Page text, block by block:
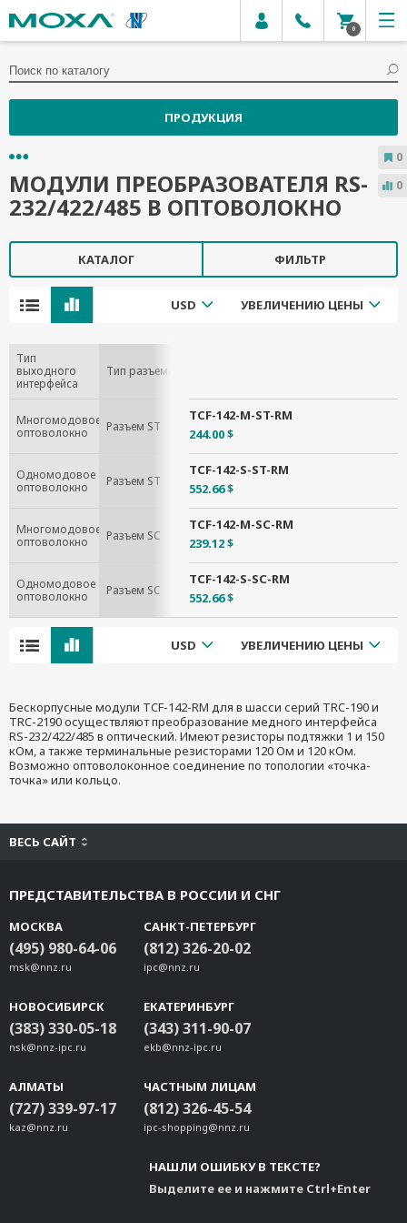
0
ПРОДУКЦИЯ
МОДУЛИ ПРЕОБРАЗОВАТЕЛЯ RS-
232/422/485 В ОПТОВОЛОКНО
КАТАЛОГ ФИЛЬТР
USD УВЕЛИЧЕНИЮ ЦЕНЫ
TCF-142-M-ST-RM
244.00 $
TCF-142-S-ST-RM
552.66 $
TCF-142-M-SC-RM
239.12 $
TCF-142-S-SC-RM
552.66 $
Тип
выходного
интерфейса
Многомодовое
оптоволокно
Одномодовое
оптоволокно
Многомодовое
оптоволокно
Одномодовое
оптоволокно
Тип разъема
Разъем ST
Разъем ST
Разъем SC
Разъем SC
USD УВЕЛИЧЕНИЮ ЦЕНЫ
Бескорпусные модули TCF-142-RM для в шасси серий TRC-190 и
TRC-2190 осуществляют преобразование медного интерфейса
RS-232/422/485 в оптический. Имеют резисторы подтяжки 1 и 150
кОм, а также терминальные резисторами 120 Ом и 120 кОм.
Возможно оптоволоконное соединение по топологии «точка-
точка» или кольцо.
ВЕСЬ САЙТ
ПРЕДСТАВИТЕЛЬСТВА В РОССИИ И СНГ
МОСКВА
(495) 980-64-06
msk@nnz.ru
САНКТ-ПЕТЕРБУРГ
(812) 326-20-02
ipc@nnz.ru
НОВОСИБИРСК
(383) 330-05-18
nsk@nnz-ipc.ru
ЕКАТЕРИНБУРГ
(343) 311-90-07
ekb@nnz-ipc.ru
АЛМАТЫ
(727) 339-97-17
kaz@nnz.ru
ЧАСТНЫМ ЛИЦАМ
(812) 326-45-54
ipc-shopping@nnz.ru
НАШЛИ ОШИБКУ В ТЕКСТЕ?
Выделите ее и нажмите Ctrl+Enter
0
0